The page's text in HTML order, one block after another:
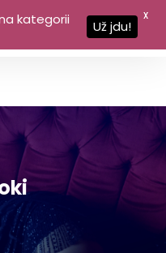
kategorii
Už jdu!
X